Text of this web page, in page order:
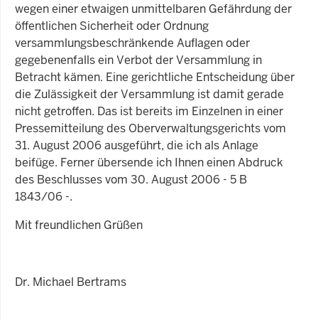
wegen einer etwaigen unmittelbaren Gefährdung der
öffentlichen Sicherheit oder Ordnung
versammlungsbeschränkende Auflagen oder
gegebenenfalls ein Verbot der Versammlung in
Betracht kämen. Eine gerichtliche Entscheidung über
die Zulässigkeit der Versammlung ist damit gerade
nicht getroffen. Das ist bereits im Einzelnen in einer
Pressemitteilung des Oberverwaltungsgerichts vom
31. August 2006 ausgeführt, die ich als Anlage
beifüge. Ferner übersende ich Ihnen einen Abdruck
des Beschlusses vom 30. August 2006 - 5 B
1843/06 -.
Mit freundlichen Grüßen
Dr. Michael Bertrams